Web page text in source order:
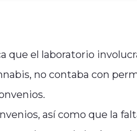
que el laboratorio
no contaba con
así como que la